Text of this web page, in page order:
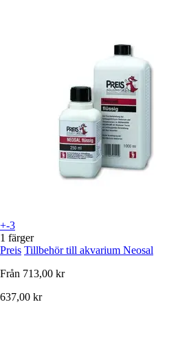
+-3
1 färger
Preis Tillbehör till akvarium Neosal
Från 713,00 kr
637,00 kr